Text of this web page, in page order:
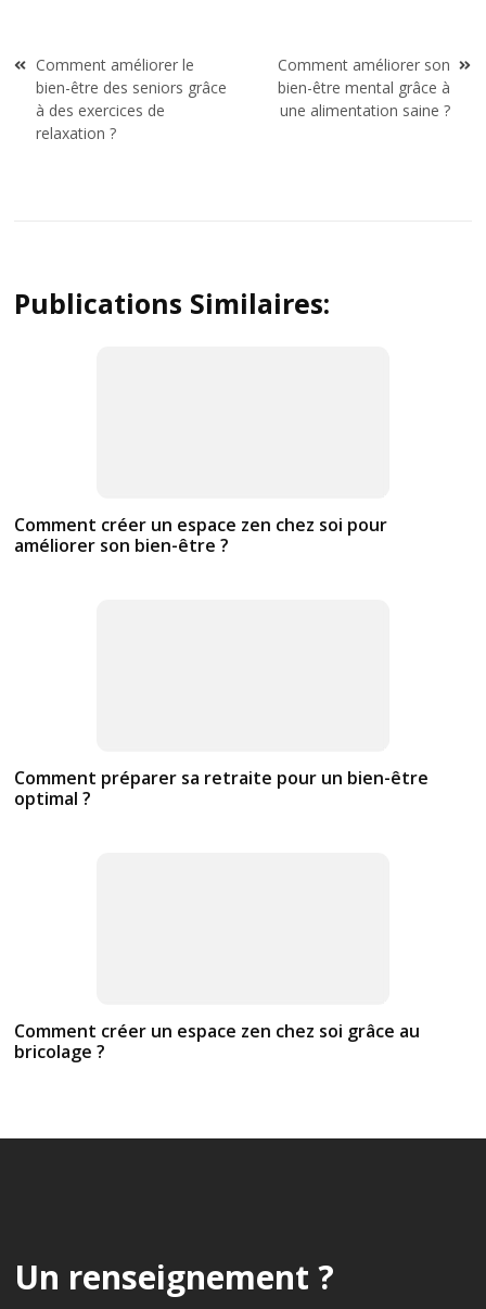
Navigation
de
l’article
Comment améliorer le
bien-être des seniors grâce
à des exercices de
relaxation ?
Comment améliorer son
bien-être mental grâce à
une alimentation saine ?
Publications Similaires:
Comment créer un espace zen chez soi pour
améliorer son bien-être ?
Comment préparer sa retraite pour un bien-être
optimal ?
Comment créer un espace zen chez soi grâce au
bricolage ?
Un renseignement ?